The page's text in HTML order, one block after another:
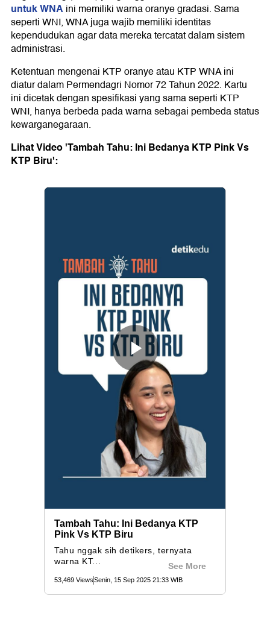
untuk WNAini memiliki warna oranye gradasi. Sama
seperti WNI, WNA juga wajib memiliki identitas
kependudukan agar data mereka tercatat dalam sistem
administrasi.
Ketentuan mengenai KTP oranye atau KTP WNA ini
diatur dalam Permendagri Nomor 72 Tahun 2022. Kartu
ini dicetak dengan spesifikasi yang sama seperti KTP
WNI, hanya berbeda pada warna sebagai pembeda status
kewarganegaraan.
Lihat Video 'Tambah Tahu: Ini Bedanya KTP Pink Vs
KTP Biru':